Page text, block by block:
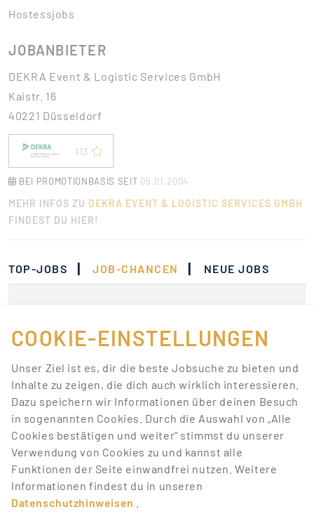
Hostessjobs
JOBANBIETER
DEKRA Event & Logistic Services GmbH
Kaistr. 16
40221 Düsseldorf
113
BEI PROMOTIONBASIS SEIT 05.01.2004
MEHR INFOS ZU DEKRA EVENT & LOGISTIC SERVICES GMBH
FINDEST DU HIER!
TOP-JOBS | JOB-CHANCEN | NEUE JOBS
Jobs, die deinen
Suchkriterien
entsprechen.
Lass dich über neue Job-Chancen zu deiner Suche
mit Job-Alerts automatisch informieren!
JOB-ALERT ERSTELLEN
COOKIE-EINSTELLUNGEN
Unser Ziel ist es, dir die beste Jobsuche zu bieten und
Inhalte zu zeigen, die dich auch wirklich interessieren.
Dazu speichern wir Informationen über deinen Besuch
in sogenannten Cookies. Durch die Auswahl von „Alle
Cookies bestätigen und weiter“ stimmst du unserer
Verwendung von Cookies zu und kannst alle
Funktionen der Seite einwandfrei nutzen. Weitere
Informationen findest du in unseren
Datenschutzhinweisen